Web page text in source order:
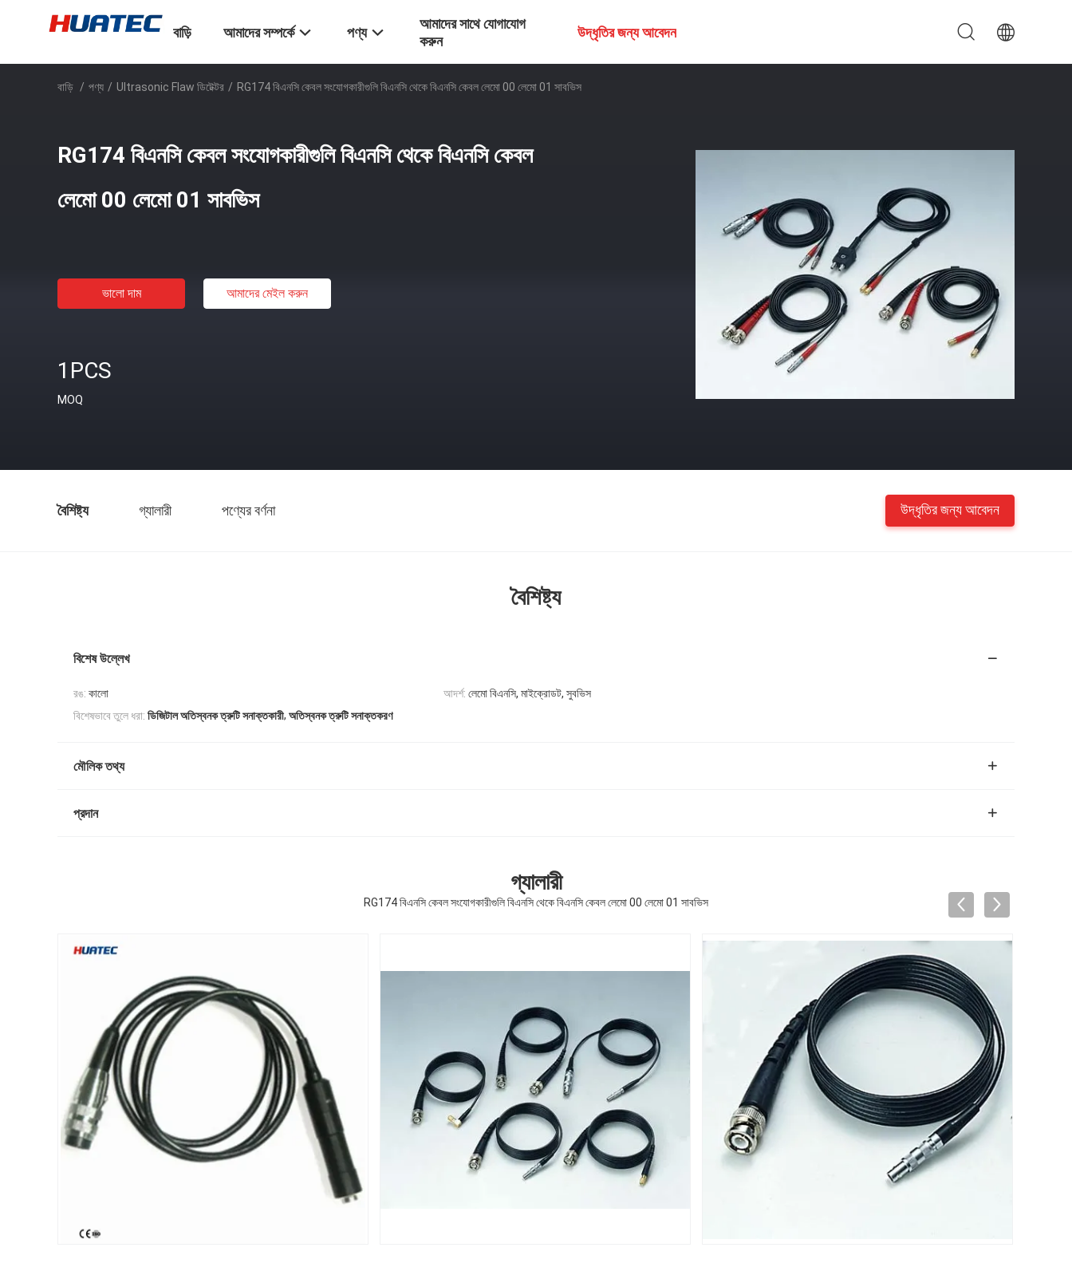
বাড়ি আমাদের সম্পর্কে পণ্য
আমাদের সাথে যোগাযোগ
করুন
উদ্ধৃতির জন্য আবেদন
বাড়ি / পণ্য / Ultrasonic Flaw ডিটেক্টর / RG174 বিএনসি কেবল সংযোগকারীগুলি বিএনসি থেকে বিএনসি কেবল লেমো 00 লেমো 01 সাবভিস
RG174 বিএনসি কেবল সংযোগকারীগুলি বিএনসি থেকে বিএনসি কেবল
লেমো 00 লেমো 01 সাবভিস
ভালো দাম আমাদের মেইল ​​করুন
1PCS
MOQ
বৈশিষ্ট্য গ্যালারী পণ্যের বর্ণনা উদ্ধৃতির জন্য আবেদন
বৈশিষ্ট্য
বিশেষ উল্লেখ
রঙ: কালো আদর্শ: লেমো বিএনসি, মাইক্রোডট, সুবভিস
বিশেষভাবে তুলে ধরা: ডিজিটাল অতিস্বনক ত্রুটি সনাক্তকারী, অতিস্বনক ত্রুটি সনাক্তকরণ
মৌলিক তথ্য
প্রদান
গ্যালারী
RG174 বিএনসি কেবল সংযোগকারীগুলি বিএনসি থেকে বিএনসি কেবল লেমো 00 লেমো 01 সাবভিস